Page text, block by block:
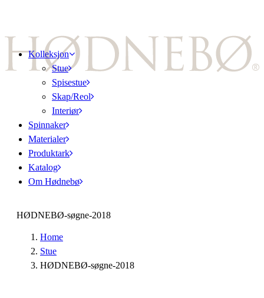
Kolleksjon
Stue
Spisestue
Skap/Reol
Interiør
Spinnaker
Materialer
Produktark
Katalog
Om Hødnebø
HØDNEBØ-søgne-2018
Home
Stue
HØDNEBØ-søgne-2018